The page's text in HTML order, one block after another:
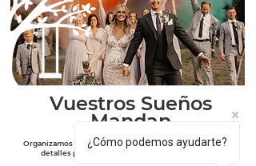
Vuestros Sueños
Mandan
Organizamos el día de vuestra boda cuidando TODOS los
detalles para que sea tal y como habéis soñado.
¿Cómo podemos ayudarte?